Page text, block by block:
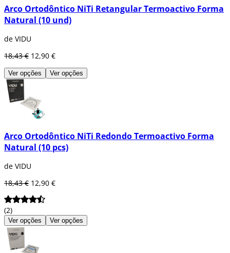
Arco Ortodôntico NiTi Retangular Termoactivo Forma
Natural (10 und)
de VIDU
18,43 € 12,90 €
Ver opções Ver opções
Arco Ortodôntico NiTi Redondo Termoactivo Forma
Natural (10 pcs)
de VIDU
18,43 € 12,90 €
(2)
Ver opções Ver opções